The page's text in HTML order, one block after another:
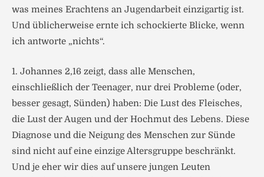
was meines Erachtens an Jugendarbeit einzigartig ist.
Und üblicherweise ernte ich schockierte Blicke, wenn
ich antworte „nichts“.
1. Johannes 2,16 zeigt, dass alle Menschen,
einschließlich der Teenager, nur drei Probleme (oder,
besser gesagt, Sünden) haben: Die Lust des Fleisches,
die Lust der Augen und der Hochmut des Lebens. Diese
Diagnose und die Neigung des Menschen zur Sünde
sind nicht auf eine einzige Altersgruppe beschränkt.
Und je eher wir dies auf unsere jungen Leuten